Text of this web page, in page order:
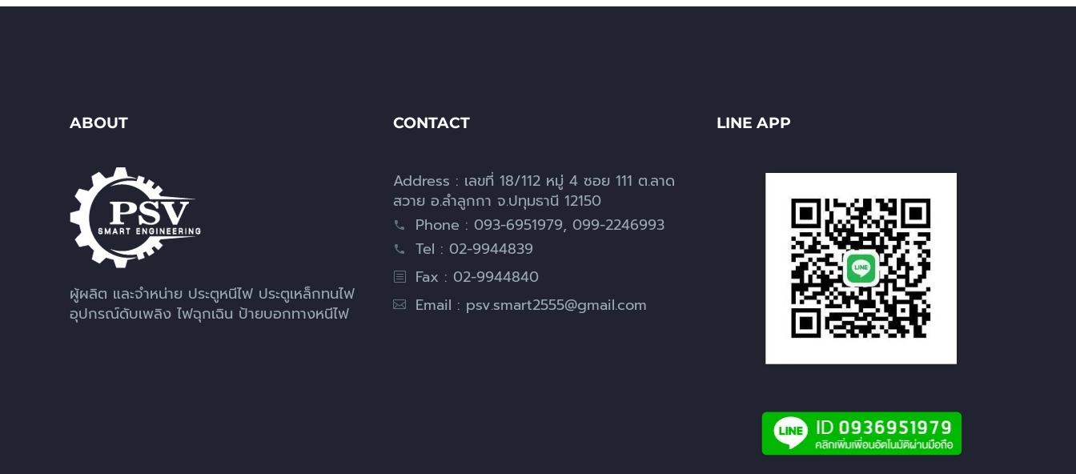
ABOUT
ผู้ผลิต และจำหน่าย ประตูหนีไฟ ประตูเหล็กทนไฟ
อุปกรณ์ดับเพลิง ไฟฉุกเฉิน ป้ายบอกทางหนีไฟ
CONTACT
Address : เลขที่ 18/112 หมู่ 4 ซอย 111 ต.ลาด
สวาย อ.ลำลูกกา จ.ปทุมธานี 12150
Phone : 093-6951979, 099-2246993
Tel : 02-9944839
Fax : 02-9944840
Email : psv.smart2555@gmail.com
LINE APP